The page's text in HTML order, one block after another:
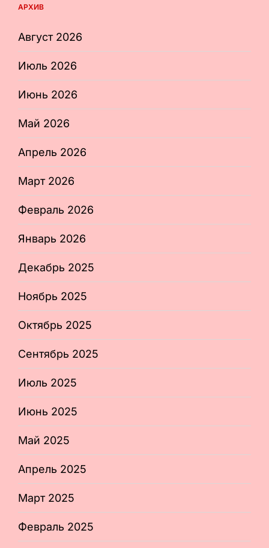
АРХИВ
Август 2026
Июль 2026
Июнь 2026
Май 2026
Апрель 2026
Март 2026
Февраль 2026
Январь 2026
Декабрь 2025
Ноябрь 2025
Октябрь 2025
Сентябрь 2025
Июль 2025
Июнь 2025
Май 2025
Апрель 2025
Март 2025
Февраль 2025